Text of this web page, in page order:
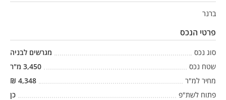
ברנר
פרטי הנכס
סוג נכס
מגרשים לבניה
שטח נכס
3,450 מ"ר
מחיר למ"ר
4,348
₪
פתוח לשת"פ
כן